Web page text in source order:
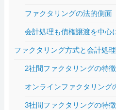
ファクタリングの法的側面
会計処理も債権譲渡を中心
ファクタリング方式と会計処理
2社間ファクタリングの特
オンラインファクタリング
3社間ファクタリングの特